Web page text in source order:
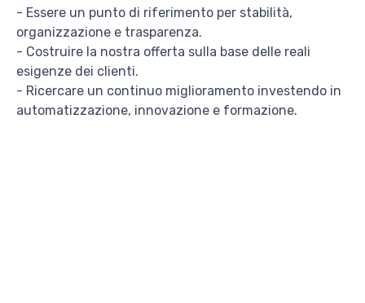
- Essere un punto di riferimento per stabilità,
organizzazione e trasparenza.
- Costruire la nostra offerta sulla base delle reali
esigenze dei clienti.
- Ricercare un continuo miglioramento investendo in
automatizzazione, innovazione e formazione.